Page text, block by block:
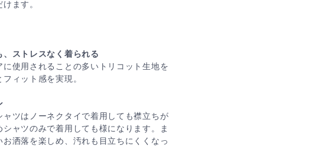
ます。
ストレスなく着られる
使用されることの多いトリコット生地を
ィット感を実現。
ツはノーネクタイで着用しても襟立ちが
ャツのみで着用しても様になります。ま
洒落を楽しめ、汚れも目立ちにくくなっ